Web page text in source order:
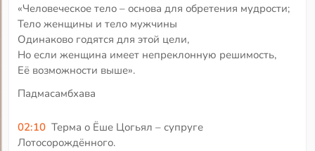
«Человеческое тело – основа для обретения мудрости;
Тело женщины и тело мужчины
Одинаково годятся для этой цели,
Но если женщина имеет непреклонную решимость,
Её возможности выше».
Падмасамбхава
02:10 Терма о Ёше Цогьял – супруге
Лотосорождённого.